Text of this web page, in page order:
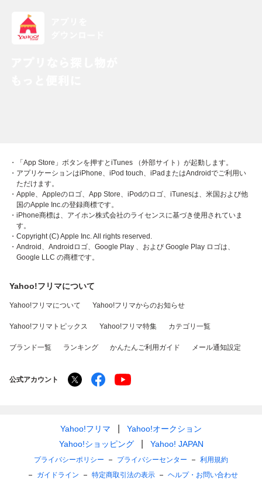
・「App Store」ボタンを押すとiTunes （外部サイト）が起動します。
・アプリケーションはiPhone、iPod touch、iPadまたはAndroidでご利用い
ただけます。
・Apple、Appleのロゴ、App Store、iPodのロゴ、iTunesは、米国および他
国のApple Inc.の登録商標です。
・iPhone商標は、アイホン株式会社のライセンスに基づき使用されていま
す。
・Copyright (C) Apple Inc. All rights reserved.
・Android、Androidロゴ、Google Play 、および Google Play ロゴは、
Google LLC の商標です。
Yahoo!フリマについて
Yahoo!フリマについて Yahoo!フリマからのお知らせ
Yahoo!フリマトピックス Yahoo!フリマ特集 カテゴリ一覧
ブランド一覧 ランキング かんたんご利用ガイド メール通知設定
公式アカウント
Yahoo!フリマ
Yahoo!オークション
Yahoo!ショッピング
Yahoo! JAPAN
プライバシーポリシー プライバシーセンター
利用規約
ガイドライン
特定商取引法の表示 ヘルプ・お問い合わせ